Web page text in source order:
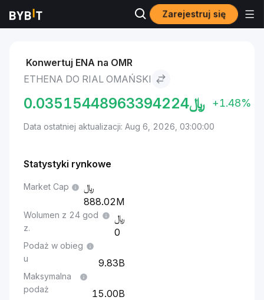
Zarejestruj się
Markets Ethena to Rial omański
Konwertuj ENA na OMR
ETHENA DO RIAL OMAŃSKI
﷼0.03515448963394224 +1.48%
Data ostatniej aktualizacji: Aug 6, 2026, 03:00:00
Statystyki rynkowe
Market Cap
888.02M
Wolumen z 24 god
z.
0
Podaż w obieg
u
9.83B
Maksymalna
podaż
15.00B